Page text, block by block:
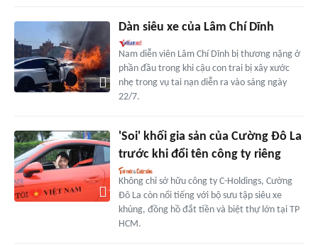
Dàn siêu xe của Lâm Chí Dĩnh
Nam diễn viên Lâm Chí Dĩnh bị thương nặng ở
phần đầu trong khi cậu con trai bị xây xước
nhẹ trong vụ tai nạn diễn ra vào sáng ngày
22/7.
'Soi' khối gia sản của Cường Đô La
trước khi đổi tên công ty riêng
Không chỉ sở hữu công ty C-Holdings, Cường
Đô La còn nổi tiếng với bộ sưu tập siêu xe
khủng, đồng hồ đắt tiền và biệt thự lớn tại TP
HCM.